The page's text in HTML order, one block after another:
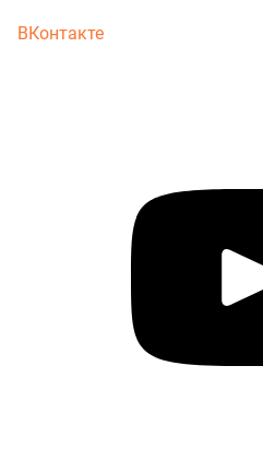
ВКонтакте